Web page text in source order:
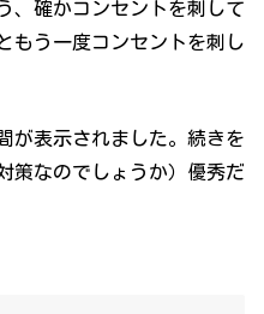
、確かコンセントを刺して
もう一度コンセントを刺し
が表示されました。続きを
策なのでしょうか）優秀だ